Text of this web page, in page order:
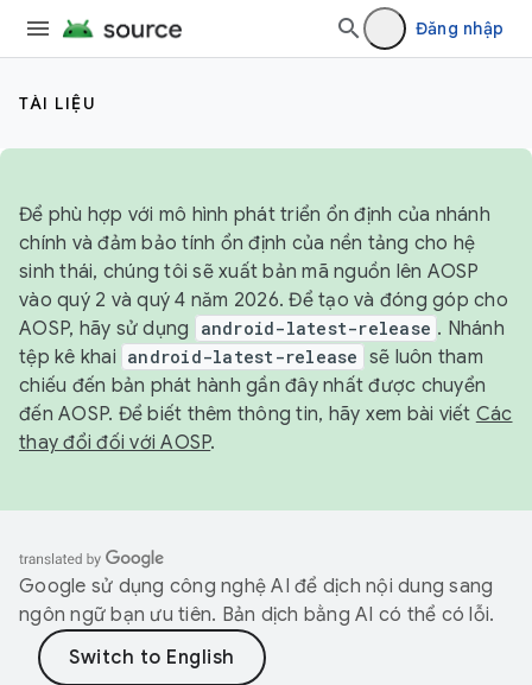
Đăng nhập
TÀI LIỆU
Để phù hợp với mô hình phát triển ổn định của nhánh
chính và đảm bảo tính ổn định của nền tảng cho hệ
sinh thái, chúng tôi sẽ xuất bản mã nguồn lên AOSP
vào quý 2 và quý 4 năm 2026. Để tạo và đóng góp cho
AOSP, hãy sử dụng
android-latest-release . Nhánh
tệp kê khai android-latest-release sẽ luôn tham
chiếu đến bản phát hành gần đây nhất được chuyển
đến AOSP. Để biết thêm thông tin, hãy xem bài viết Các
thay đổi đối với AOSP.
Google sử dụng công nghệ AI để dịch nội dung sang
ngôn ngữ bạn ưu tiên. Bản dịch bằng AI có thể có lỗi.